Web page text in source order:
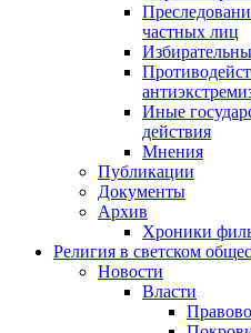
частных лиц
Иные
действия
Мнения
Публикации
Документы
Архив
Хроники
Религия в светском
Новости
Власти